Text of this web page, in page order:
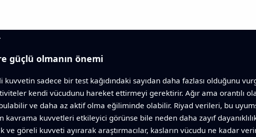
güçlü olmanın önemi
kuvvetin sadece bir test kağıdındaki sayıdan daha fazlası olduğunu
kendi vücudunu hareket ettirmeyi gerektirir. Ağır ama orantılı
ve daha az aktif olma eğiliminde olabilir. Riyad verileri, bu
kavrama kuvvetleri etkileyici görünse bile neden daha zayıf
ve göreli kuvveti ayırarak araştırmacılar, kasların vücudu ne kadar